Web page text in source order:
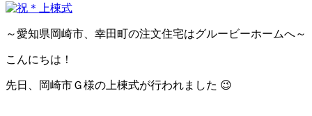
～愛知県岡崎市、幸田町の注文住宅はグルービーホームへ～
こんにちは！
先日、岡崎市Ｇ様の上棟式が行われました 😉